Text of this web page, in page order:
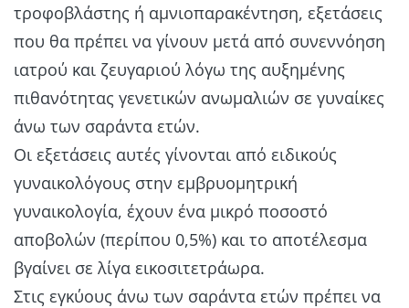
τροφοβλάστης ή αμνιοπαρακέντηση, εξετάσεις
που θα πρέπει να γίνουν μετά από συνεννόηση
ιατρού και ζευγαριού λόγω της αυξημένης
πιθανότητας γενετικών ανωμαλιών σε γυναίκες
άνω των σαράντα ετών.
Οι εξετάσεις αυτές γίνονται από ειδικούς
γυναικολόγους στην εμβρυομητρική
γυναικολογία, έχουν ένα μικρό ποσοστό
αποβολών (περίπου 0,5%) και το αποτέλεσμα
βγαίνει σε λίγα εικοσιτετράωρα.
Στις εγκύους άνω των σαράντα ετών πρέπει να